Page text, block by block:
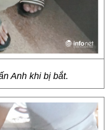
Anh khi bị bắt.